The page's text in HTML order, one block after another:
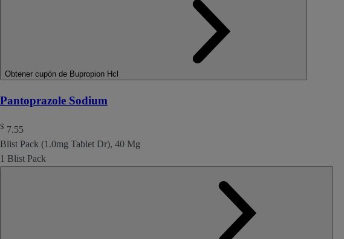
Obtener cupón de Bupropion Hcl
Pantoprazole Sodium
$ 7.55
Blist Pack (1.0mg Tablet Dr), 40 Mg
1 Blist Pack